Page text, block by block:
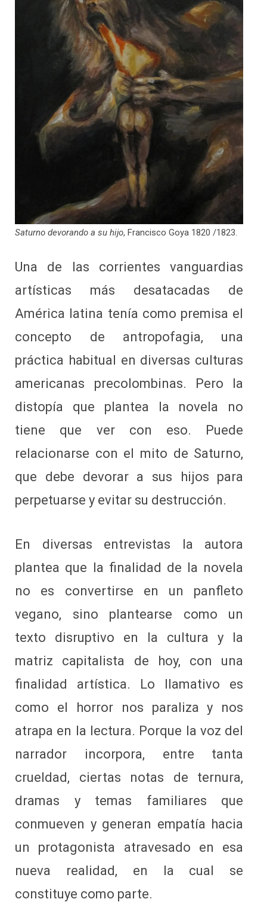
Saturno devorando a su hijo, Francisco Goya 1820 /1823.
Una de las corrientes vanguardias
artísticas más desatacadas de
América latina tenía como premisa el
concepto de antropofagia, una
práctica habitual en diversas culturas
americanas precolombinas. Pero la
distopía que plantea la novela no
tiene que ver con eso. Puede
relacionarse con el mito de Saturno,
que debe devorar a sus hijos para
perpetuarse y evitar su destrucción.
En diversas entrevistas la autora
plantea que la finalidad de la novela
no es convertirse en un panfleto
vegano, sino plantearse como un
texto disruptivo en la cultura y la
matriz capitalista de hoy, con una
finalidad artística. Lo llamativo es
como el horror nos paraliza y nos
atrapa en la lectura. Porque la voz del
narrador incorpora, entre tanta
crueldad, ciertas notas de ternura,
dramas y temas familiares que
conmueven y generan empatía hacia
un protagonista atravesado en esa
nueva realidad, en la cual se
constituye como parte.